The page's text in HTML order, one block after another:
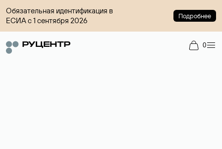
Обязательная идентификация в
ЕСИА с 1 сентября 2026
Подробнее
0